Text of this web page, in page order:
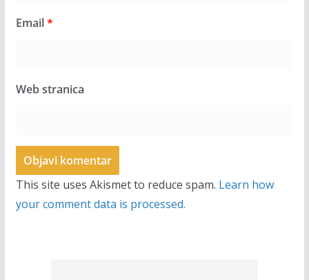
Email*
Web stranica
This site uses Akismet to reduce spam. Learn how
your comment data is processed.